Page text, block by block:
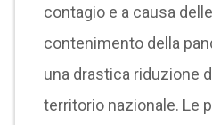
contagio e a causa
contenimento della
una drastica riduzione
territorio nazionale. Le